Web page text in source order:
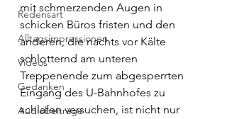
Redensart
Alltagsimpressionen
Videos
Gedanken
Audiobeiträge
mit schmerzenden Augen in
schicken Büros fristen und den
anderen, die nachts vor Kälte
schlotternd am unteren
Treppenende zum abgesperrten
Eingang des U-Bahnhofes zu
schlafen versuchen, ist nicht nur